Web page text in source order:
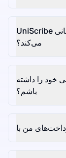
UniScribe از کدام زبان‌ها برای رونویسی پشتیبانی
می‌کند؟
خود را داشته
باشم؟